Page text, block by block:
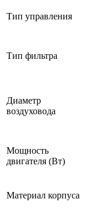
Тип управления
Тип фильтра
Диаметр
воздуховода
Мощность
двигателя (Вт)
Материал корпуса